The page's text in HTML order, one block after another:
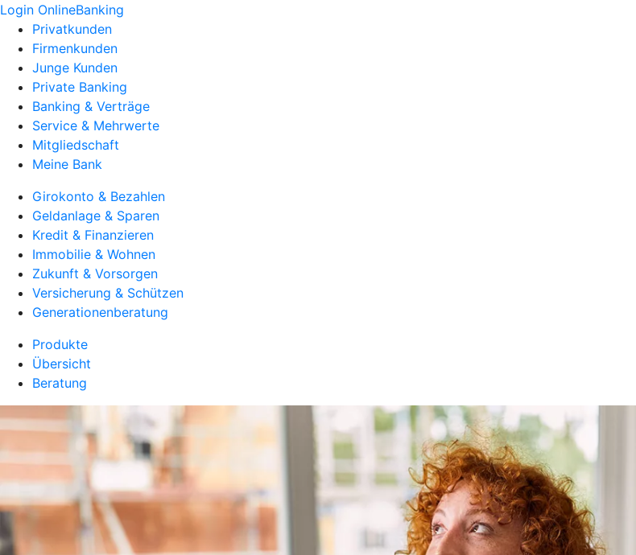
Login OnlineBanking
Privatkunden
Firmenkunden
Junge Kunden
Private Banking
Banking & Verträge
Service & Mehrwerte
Mitgliedschaft
Meine Bank
Girokonto & Bezahlen
Geldanlage & Sparen
Kredit & Finanzieren
Immobilie & Wohnen
Zukunft & Vorsorgen
Versicherung & Schützen
Generationenberatung
Produkte
Übersicht
Beratung